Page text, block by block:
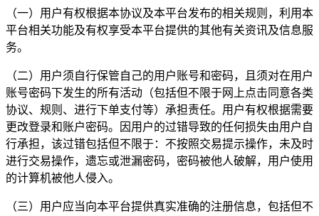
（一）用户有权根据本协议及本平台发布的相关规则，利用本
平台相关功能及有权享受本平台提供的其他有关资讯及信息服
务。
（二）用户须自行保管自己的用户账号和密码，且须对在用户
账号密码下发生的所有活动（包括但不限于网上点击同意各类
协议、规则、进行下单支付等）承担责任。用户有权根据需要
更改登录和账户密码。因用户的过错导致的任何损失由用户自
行承担，该过错包括但不限于：不按照交易提示操作，未及时
进行交易操作，遗忘或泄漏密码，密码被他人破解，用户使用
的计算机被他人侵入。
（三）用户应当向本平台提供真实准确的注册信息，包括但不